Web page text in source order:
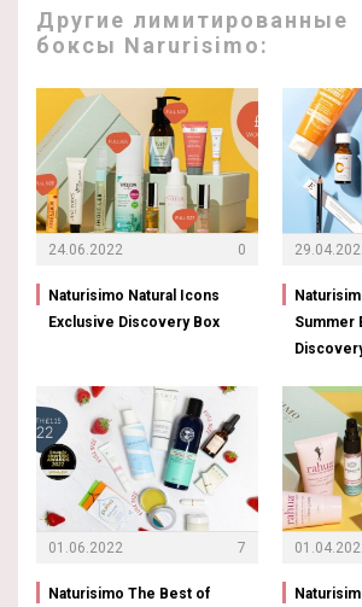
Другие лимитированные
боксы Narurisimo:
24.06.2022 0
Naturisimo Natural Icons
Exclusive Discovery Box
01.06.2022 7
Naturisimo The Best of
Summer